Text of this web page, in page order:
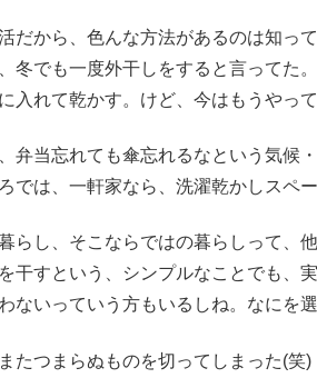
だから、色んな方法があるのは知って
冬でも一度外干しをすると言ってた
入れて乾かす。けど、今はもうやっ
弁当忘れても傘忘れるなという気候
では、一軒家なら、洗濯乾かしスペ
らし、そこならではの暮らしって、
干すという、シンプルなことでも、
ないっていう方もいるしね。なにを
たつまらぬものを切ってしまった(笑)